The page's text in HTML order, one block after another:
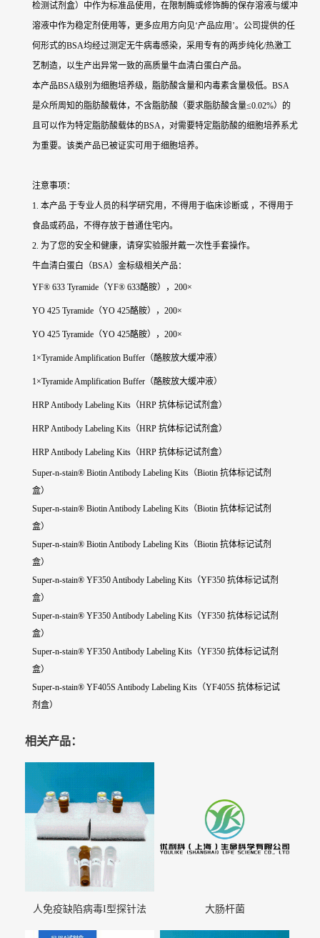
检测试剂盒）中作为标准品使用，在限制酶或修饰酶的保存溶液与缓冲
溶液中作为稳定剂使用等，更多应用方向见‘产品应用’。公司提供的任
何形式的BSA均经过测定无牛病毒感染，采用专有的两步纯化/热激工
艺制造，以生产出异常一致的高质量牛血清白蛋白产品。
本产品BSA级别为细胞培养级，脂肪酸含量和内毒素含量极低。BSA
是众所周知的脂肪酸载体，不含脂肪酸（要求脂肪酸含量≤0.02%）的
且可以作为特定脂肪酸载体的BSA，对需要特定脂肪酸的细胞培养系尤
为重要。该类产品已被证实可用于细胞培养。
注意事项：
1. 本产品 于专业人员的科学研究用，不得用于临床诊断或 ，不得用于
食品或药品，不得存放于普通住宅内。
2. 为了您的安全和健康，请穿实验服并戴一次性手套操作。
牛血清白蛋白（BSA）金标级相关产品：
YF® 633 Tyramide（YF® 633酪胺），200×
YO 425 Tyramide（YO 425酪胺），200×
YO 425 Tyramide（YO 425酪胺），200×
1×Tyramide Amplification Buffer（酪胺放大缓冲液）
1×Tyramide Amplification Buffer（酪胺放大缓冲液）
HRP Antibody Labeling Kits（HRP 抗体标记试剂盒）
HRP Antibody Labeling Kits（HRP 抗体标记试剂盒）
HRP Antibody Labeling Kits（HRP 抗体标记试剂盒）
Super-n-stain® Biotin Antibody Labeling Kits（Biotin 抗体标记试剂
盒）
Super-n-stain® Biotin Antibody Labeling Kits（Biotin 抗体标记试剂
盒）
Super-n-stain® Biotin Antibody Labeling Kits（Biotin 抗体标记试剂
盒）
Super-n-stain® YF350 Antibody Labeling Kits（YF350 抗体标记试剂
盒）
Super-n-stain® YF350 Antibody Labeling Kits（YF350 抗体标记试剂
盒）
Super-n-stain® YF350 Antibody Labeling Kits（YF350 抗体标记试剂
盒）
Super-n-stain® YF405S Antibody Labeling Kits（YF405S 抗体标记试
剂盒）
相关产品：
人免疫缺陷病毒I型探针法
大肠杆菌